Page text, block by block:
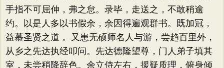
手指不可屈伸，弗之怠。录毕，走送之，不敢稍逾
约。以是人多以书假余，余因得遍观群书。既加冠，
益慕圣贤之道 。又患无硕师名人与游，尝趋百里外，
从乡之先达执经叩问。先达德隆望尊，门人弟子填其
室，未尝稍降辞色。余立侍左右，援疑质理，俯身倾